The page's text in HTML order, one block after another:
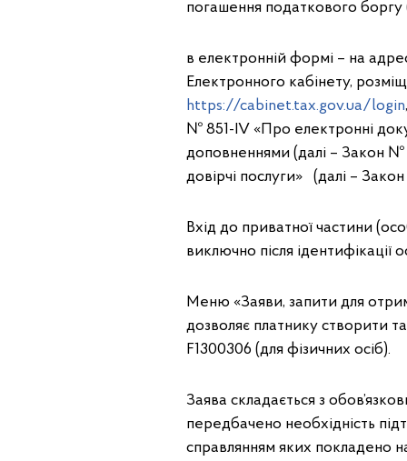
погашення податкового
в електронній формі – на
Електронного кабінету,
https://cabinet.tax.gov.ua/login
№ 851-IV «Про електронні
доповненнями (далі – Закон №
довірчі послуги» (далі –
Вхід до приватної частини
виключно після ідентифікації
Меню «Заяви, запити для
дозволяє платнику створити
F1300306 (для фізичних осіб).
Заява складається з
передбачено необхідність
справлянням яких покладено